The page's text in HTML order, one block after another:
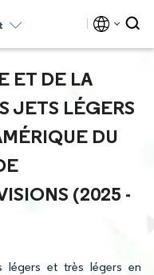
ET DE LA
JETS LÉGERS
DU
(2025 -
légers et très légers en